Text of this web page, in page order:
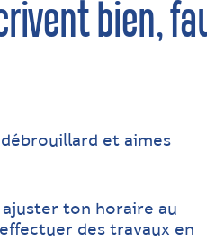
bien,
et aimes
ton horaire au
des travaux en